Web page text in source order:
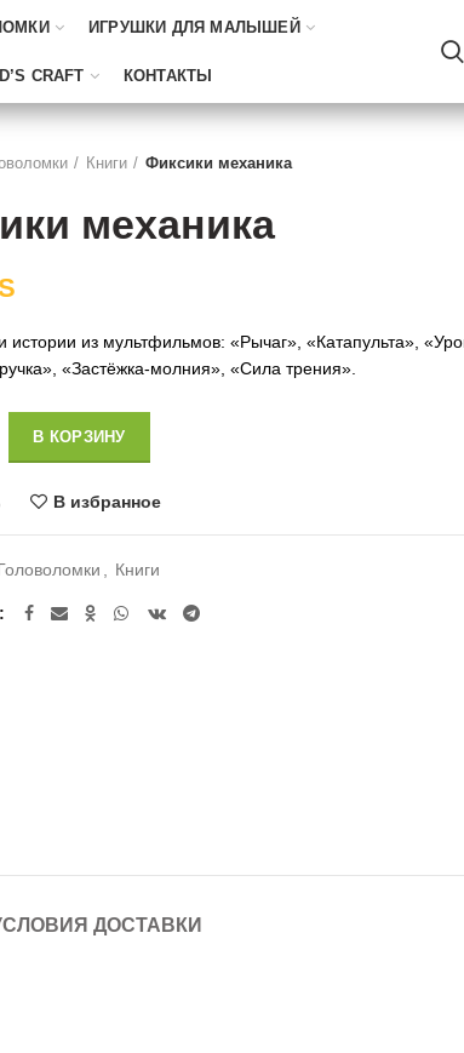
ИГРУШКИ ДЛЯ МАЛЫШЕЙ
CRAFT КОНТАКТЫ
Книги Фиксики механика
механика
истории из мультфильмов: «Рычаг», «Катапульта»,
«Застёжка-молния», «Сила трения».
В КОРЗИНУ
В избранное
Книги
ДОСТАВКИ